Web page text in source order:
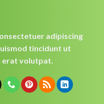
adipiscing
tincidunt ut
erat volutpat.